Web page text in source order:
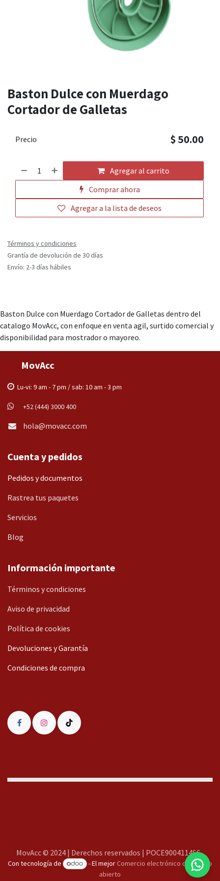
Baston Dulce con Muerdago
Cortador de Galletas
Agregar al carrito
Comprar ahora
Agregar a la lista de deseos
Precio $ 50.00
Términos y condiciones
Grantía de devolución de 30 días
Envío: 2-3 días hábiles
Baston Dulce con Muerdago Cortador de Galletas dentro del
catalogo MovAcc, con enfoque en venta agil, surtido comercial y
disponibilidad para mostrador o mayoreo.
MovAcc
Lu-vi: 9 am - 7 pm / sab: 10 am - 3 pm
+52 (444) 3000 400
hola@movacc.com
Cuenta y pedidos
Pedidos y documentos
Rastrea tus paquetes
Servicios
Blog
Información importante
Términos y condiciones
Aviso de privacidad
Política de cookies
Devoluciones y Garantía
Condiciones de compra
MovAcc © 2024 | Derechos reservados | POCE9004114S6
Con tecnología de - El mejor Comercio electrónico de código
abierto
MovAcc
Te responderemos lo antes posible